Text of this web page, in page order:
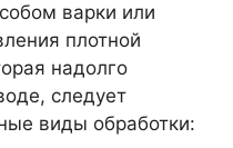
варки или
плотной
надолго
следует
виды обработки: